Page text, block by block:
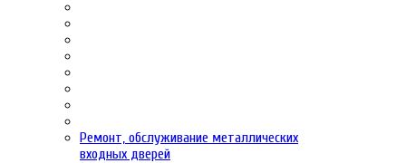
Ремонт, обслуживание металлических
входных дверей